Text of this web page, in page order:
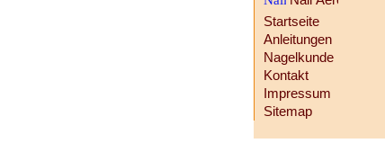
Startseite
Anleitungen
Nagelkunde
Kontakt
Impressum
Sitemap